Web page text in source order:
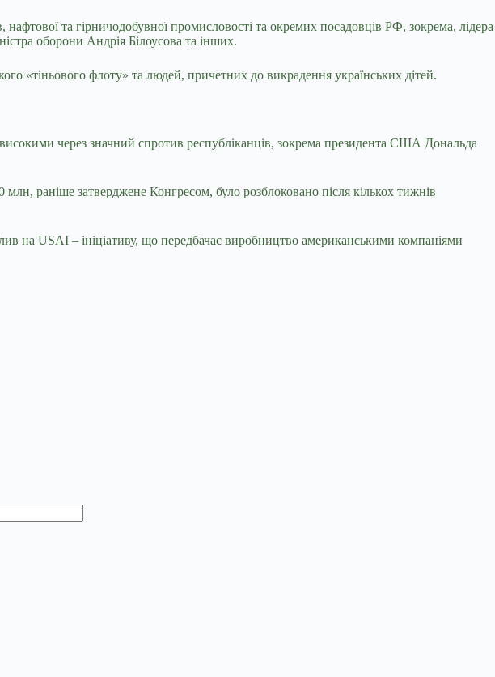
та гірничодобувної промисловості та окремих посадовців РФ, зокрема, лідера
оборони Андрія Білоусова та інших.
«тіньового флоту» та людей, причетних до викрадення українських дітей.
через значний спротив республіканців, зокрема президента США Дональда
раніше затверджене Конгресом, було розблоковано після кількох тижнів
на USAI – ініціативу, що передбачає виробництво американськими компаніями